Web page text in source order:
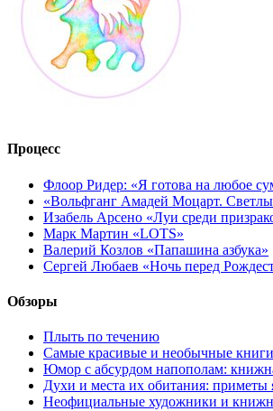
Процесс
Флоор Ридер: «Я готова на любое
«Вольфганг Амадей Моцарт.
Изабель Арсено «Луи среди
Марк Мартин «LOTS»
Валерий Козлов «Папашина азбука»
Сергей Любаев «Ночь перед
Обзоры
Плыть по течению
Самые красивые и необычные
Юмор с абсурдом напополам:
Духи и места их обитания: приметы
Неофициальные художники и